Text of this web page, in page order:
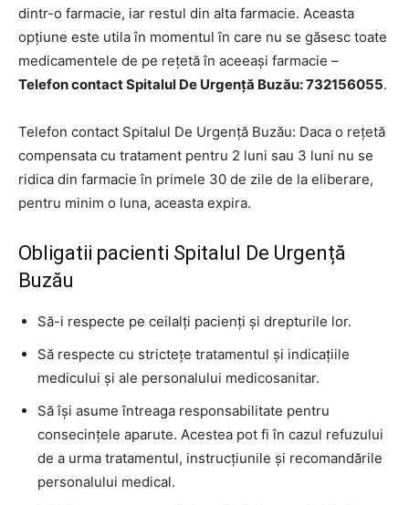
dintr-o farmacie, iar restul din alta farmacie. Aceasta
opțiune este utila în momentul în care nu se găsesc toate
medicamentele de pe rețetă în aceeași farmacie –
Telefon contact Spitalul De Urgență Buzău: 732156055.
Telefon contact Spitalul De Urgență Buzău: Daca o rețetă
compensata cu tratament pentru 2 luni sau 3 luni nu se
ridica din farmacie în primele 30 de zile de la eliberare,
pentru minim o luna, aceasta expira.
Obligatii pacienti Spitalul De Urgență
Buzău
Să-i respecte pe ceilalţi pacienţi şi drepturile lor.
Să respecte cu stricteţe tratamentul şi indicaţiile
medicului şi ale personalului medicosanitar.
Să îşi asume întreaga responsabilitate pentru
consecinţele aparute. Acestea pot fi în cazul refuzului
de a urma tratamentul, instrucţiunile şi recomandările
personalului medical.